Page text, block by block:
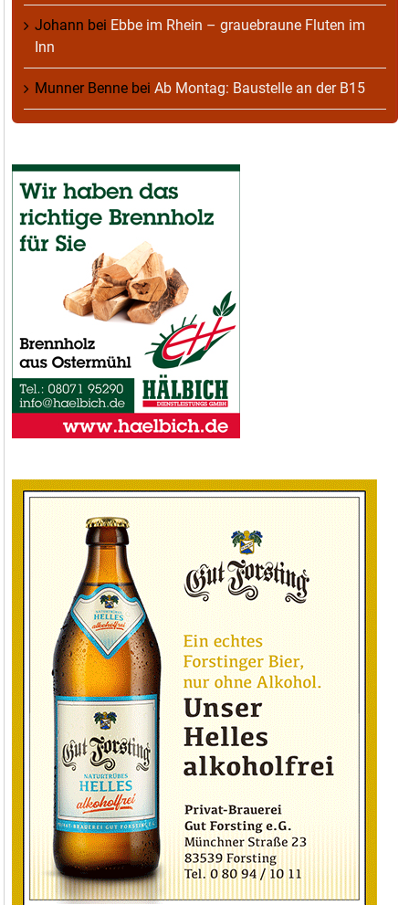
Johann bei Ebbe im Rhein – grauebraune Fluten im
Inn
Munner Benne bei Ab Montag: Baustelle an der B15